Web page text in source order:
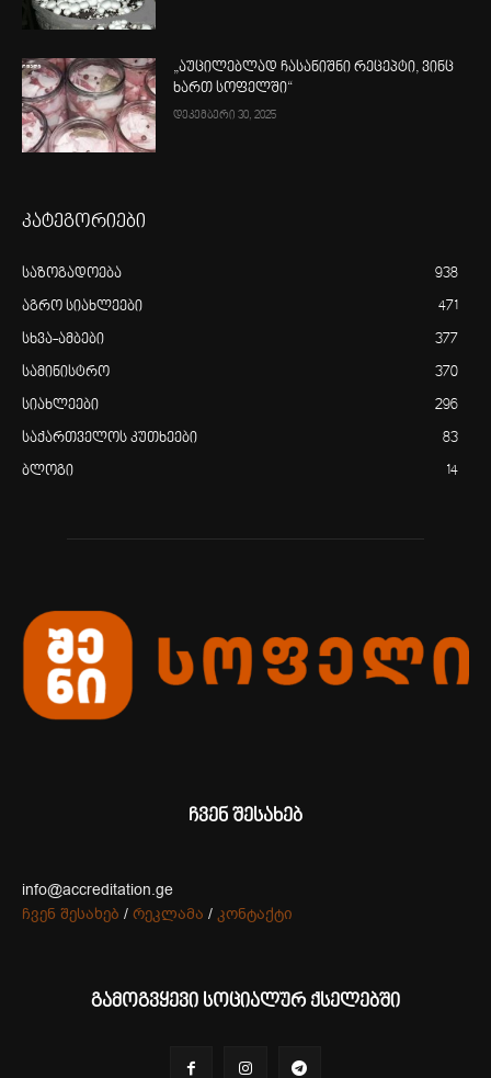
„აუცილებლად ჩასანიშნი რეცეპტი, ვინც
ხართ სოფელში“
დეკემბერი 30, 2025
კატეგორიები
საზოგადოება 938
აგრო სიახლეები 471
სხვა-ამბები 377
სამინისტრო 370
სიახლეები 296
საქართველოს კუთხეები 83
ბლოგი 14
ჩვენ შესახებ
info@accreditation.ge
ჩვენ შესახებ / რეკლამა / კონტაქტი
გამოგვყევი სოციალურ ქსელებში